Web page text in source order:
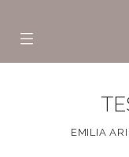
EMILIA